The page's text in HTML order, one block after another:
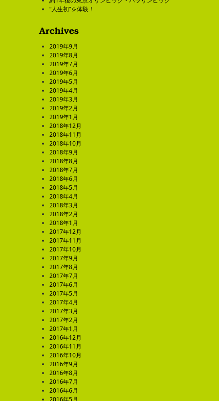
“人生初”を体験！
2019年9月
2019年8月
2019年7月
2019年6月
2019年5月
2019年4月
2019年3月
2019年2月
2019年1月
2018年12月
2018年11月
2018年10月
2018年9月
2018年8月
2018年7月
2018年6月
2018年5月
2018年4月
2018年3月
2018年2月
2018年1月
2017年12月
2017年11月
2017年10月
2017年9月
2017年8月
2017年7月
2017年6月
2017年5月
2017年4月
2017年3月
2017年2月
2017年1月
2016年12月
2016年11月
2016年10月
2016年9月
2016年8月
2016年7月
2016年6月
2016年5月